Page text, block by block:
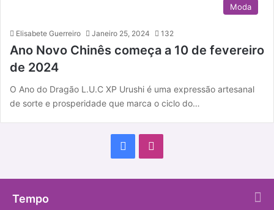
Moda
Elisabete Guerreiro Janeiro 25, 2024 132
Ano Novo Chinês começa a 10 de fevereiro
de 2024
O Ano do Dragão L.U.C XP Urushi é uma expressão artesanal
de sorte e prosperidade que marca o ciclo do…
Tempo